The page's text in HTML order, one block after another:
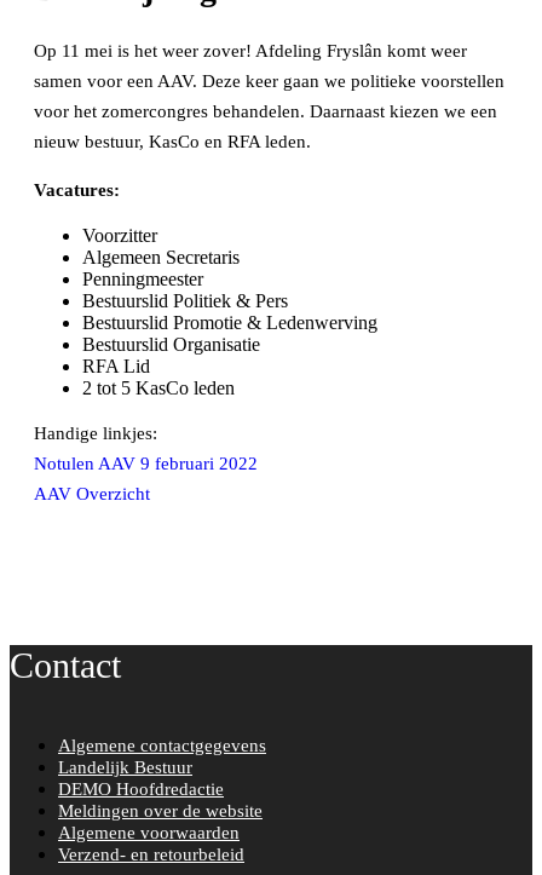
Op 11 mei is het weer zover! Afdeling Fryslân komt weer
samen voor een AAV. Deze keer gaan we politieke voorstellen
voor het zomercongres behandelen. Daarnaast kiezen we een
nieuw bestuur, KasCo en RFA leden.
Vacatures:
Voorzitter
Algemeen Secretaris
Penningmeester
Bestuurslid Politiek & Pers
Bestuurslid Promotie & Ledenwerving
Bestuurslid Organisatie
RFA Lid
2 tot 5 KasCo leden
Handige linkjes:
Notulen AAV 9 februari 2022
AAV Overzicht
Contact
Algemene contactgegevens
Landelijk Bestuur
DEMO Hoofdredactie
Meldingen over de website
Algemene voorwaarden
Verzend- en retourbeleid